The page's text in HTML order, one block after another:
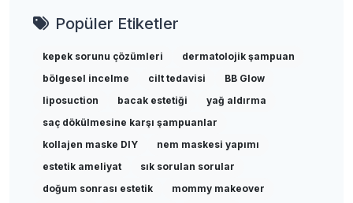
Popüler Etiketler
kepek sorunu çözümleri
dermatolojik şampuan
bölgesel incelme
cilt tedavisi
BB Glow
liposuction
bacak estetiği
yağ aldırma
saç dökülmesine karşı şampuanlar
kollajen maske DIY
nem maskesi yapımı
estetik ameliyat
sık sorulan sorular
doğum sonrası estetik
mommy makeover